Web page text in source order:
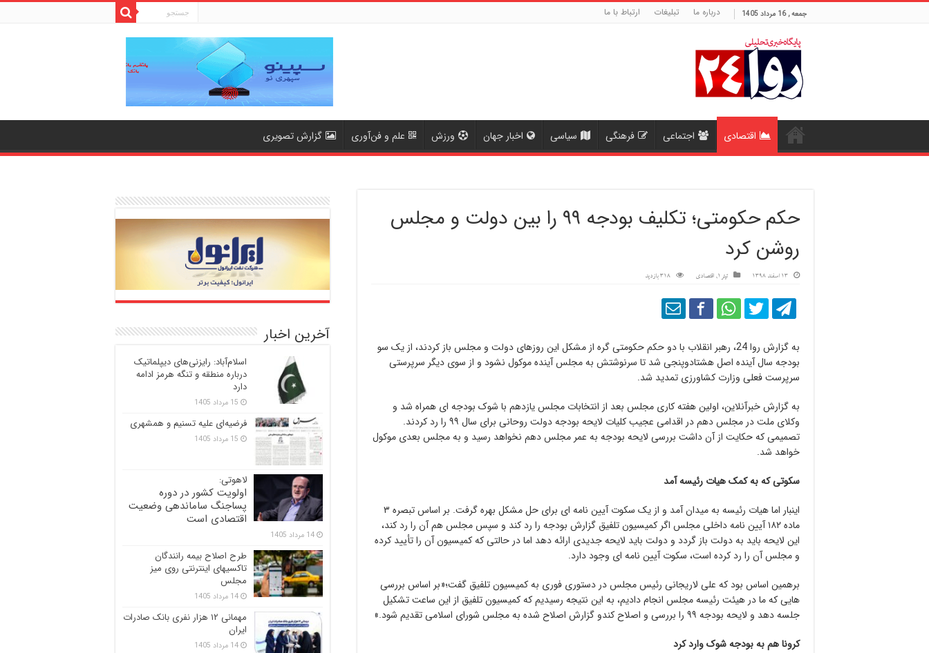
جمعه , 16 مرداد 1405 درباره ما تبلیغات ارتباط با ما
اقتصادی اجتماعی فرهنگی سیاسی اخبار جهان ورزش علم و فن‌آوری گزارش تصویری
حکم حکومتی؛ تکلیف بودجه ۹۹ را بین دولت و مجلس
روشن کرد
13 اسفند 1398 تیتر1 , اقتصادی 318 بازدید
به گزارش روا 24، رهبر انقلاب با دو حکم حکومتی گره از مشکل این روزهای دولت و مجلس باز کردند، از یک سو
بودجه سال آینده اصل هشتادوپنجی شد تا سرنوشتش به مجلس آینده موکول نشود و از سوی دیگر سرپرستی
سرپرست فعلی وزارت کشاورزی تمدید شد.
به گزارش خبرآنلاین، اولین هفته کاری مجلس بعد از انتخابات مجلس یازدهم با شوک بودجه ای همراه شد و
وکلای ملت در مجلس دهم در اقدامی عجیب کلیات لایحه بودجه دولت روحانی برای سال ۹۹ را رد کردند.
تصمیمی که حکایت از آن داشت بررسی لایحه بودجه به عمر مجلس دهم نخواهد رسید و به مجلس بعدی موکول
خواهد شد.
سکوتی که به کمک هیات رئیسه آمد
اینبار اما هیات رئیسه به میدان آمد و از یک سکوت آیین نامه ای برای حل مشکل بهره گرفت. بر اساس تبصره ۳
ماده ۱۸۲ آیین نامه داخلی مجلس اگر کمیسیون تلفیق گزارش بودجه را رد کند و سپس مجلس هم آن را رد کند،
این لایحه باید به دولت باز گردد و دولت باید لایحه جدیدی ارائه دهد اما در حالتی که کمیسیون آن را تأیید کرده
و مجلس آن را رد کرده است، سکوت آیین نامه ای وجود دارد.
برهمین اساس بود که علی لاریجانی رئیس مجلس در دستوری فوری به کمیسیون تلفیق گفت؛«بر اساس بررسی
هایی که ما در هیئت رئیسه مجلس انجام دادیم، به این نتیجه رسیدیم که کمیسیون تلفیق از این ساعت تشکیل
جلسه دهد و لایحه بودجه ۹۹ را بررسی و اصلاح کندو گزارش اصلاح شده به مجلس شورای اسلامی تقدیم شود.»
کرونا هم به بودجه شوک وارد کرد
آخرین اخبار
اسلام‌آباد: رایزنی‌های دیپلماتیک
درباره منطقه و تنگه هرمز ادامه
دارد
15 مرداد 1405
فرضیه‌ای علیه تسنیم و همشهری
15 مرداد 1405
لاهوتی:
اولویت کشور در دوره
پساجنگ ساماندهی وضعیت
اقتصادی است
14 مرداد 1405
طرح اصلاح بیمه رانندگان
تاکسیهای اینترنتی روی میز
مجلس
14 مرداد 1405
مهمانی ۱۲ هزار نفری بانک صادرات
ایران
14 مرداد 1405